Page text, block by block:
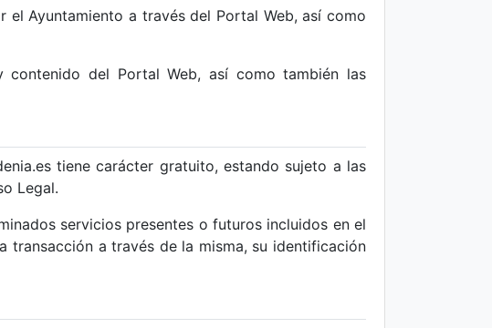
Ayuntamiento a través del Portal Web, así como
contenido del Portal Web, así como también las
tiene carácter gratuito, estando sujeto a las
Legal.
servicios presentes o futuros incluidos en el
transacción a través de la misma, su identificación